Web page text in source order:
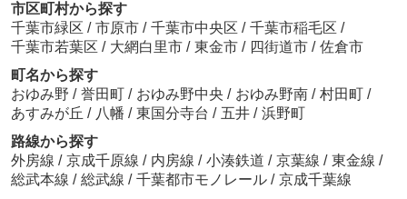
市区町村から探す
千葉市緑区 / 市原市 / 千葉市中央区 / 千葉市稲毛区 /
千葉市若葉区 / 大網白里市 / 東金市 / 四街道市 / 佐倉市
町名から探す
おゆみ野 / 誉田町 / おゆみ野中央 / おゆみ野南 / 村田町 /
あすみが丘 / 八幡 / 東国分寺台 / 五井 / 浜野町
路線から探す
外房線 / 京成千原線 / 内房線 / 小湊鉄道 / 京葉線 / 東金線 /
総武本線 / 総武線 / 千葉都市モノレール / 京成千葉線